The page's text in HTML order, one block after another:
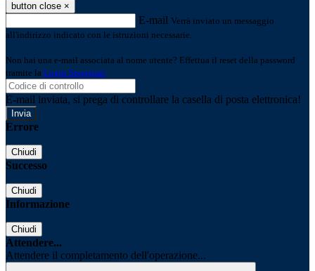
button close ×
E-mail Verrà inviato un messaggio
all'indirizzo indicato con le istruzioni necessarie.
Non hai una e-mail associata al nome utente? Effettua il reset della password
tramite la Login Spaggiari
E-mail inviata, si prega di controllare la casella di posta elettronica!
Errore
Chiudi
Successo
Chiudi
Informazione
Chiudi
Attendere...
Attendere il completamento dell'operazione...